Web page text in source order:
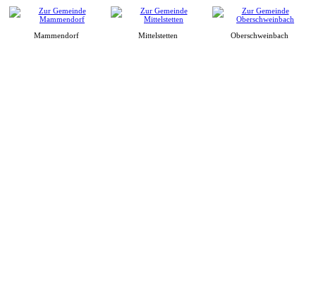
Mammendorf Mittelstetten Oberschweinbach